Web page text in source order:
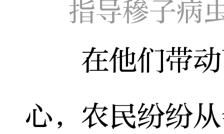
指导穇子病
在他们带动
心，农民纷纷